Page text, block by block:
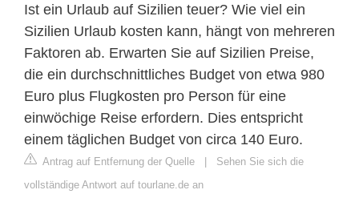
Ist ein Urlaub auf Sizilien teuer? Wie viel ein
Sizilien Urlaub kosten kann, hängt von mehreren
Faktoren ab. Erwarten Sie auf Sizilien Preise,
die ein durchschnittliches Budget von etwa 980
Euro plus Flugkosten pro Person für eine
einwöchige Reise erfordern. Dies entspricht
einem täglichen Budget von circa 140 Euro.
Antrag auf Entfernung der Quelle | Sehen Sie sich die
vollständige Antwort auf tourlane.de an